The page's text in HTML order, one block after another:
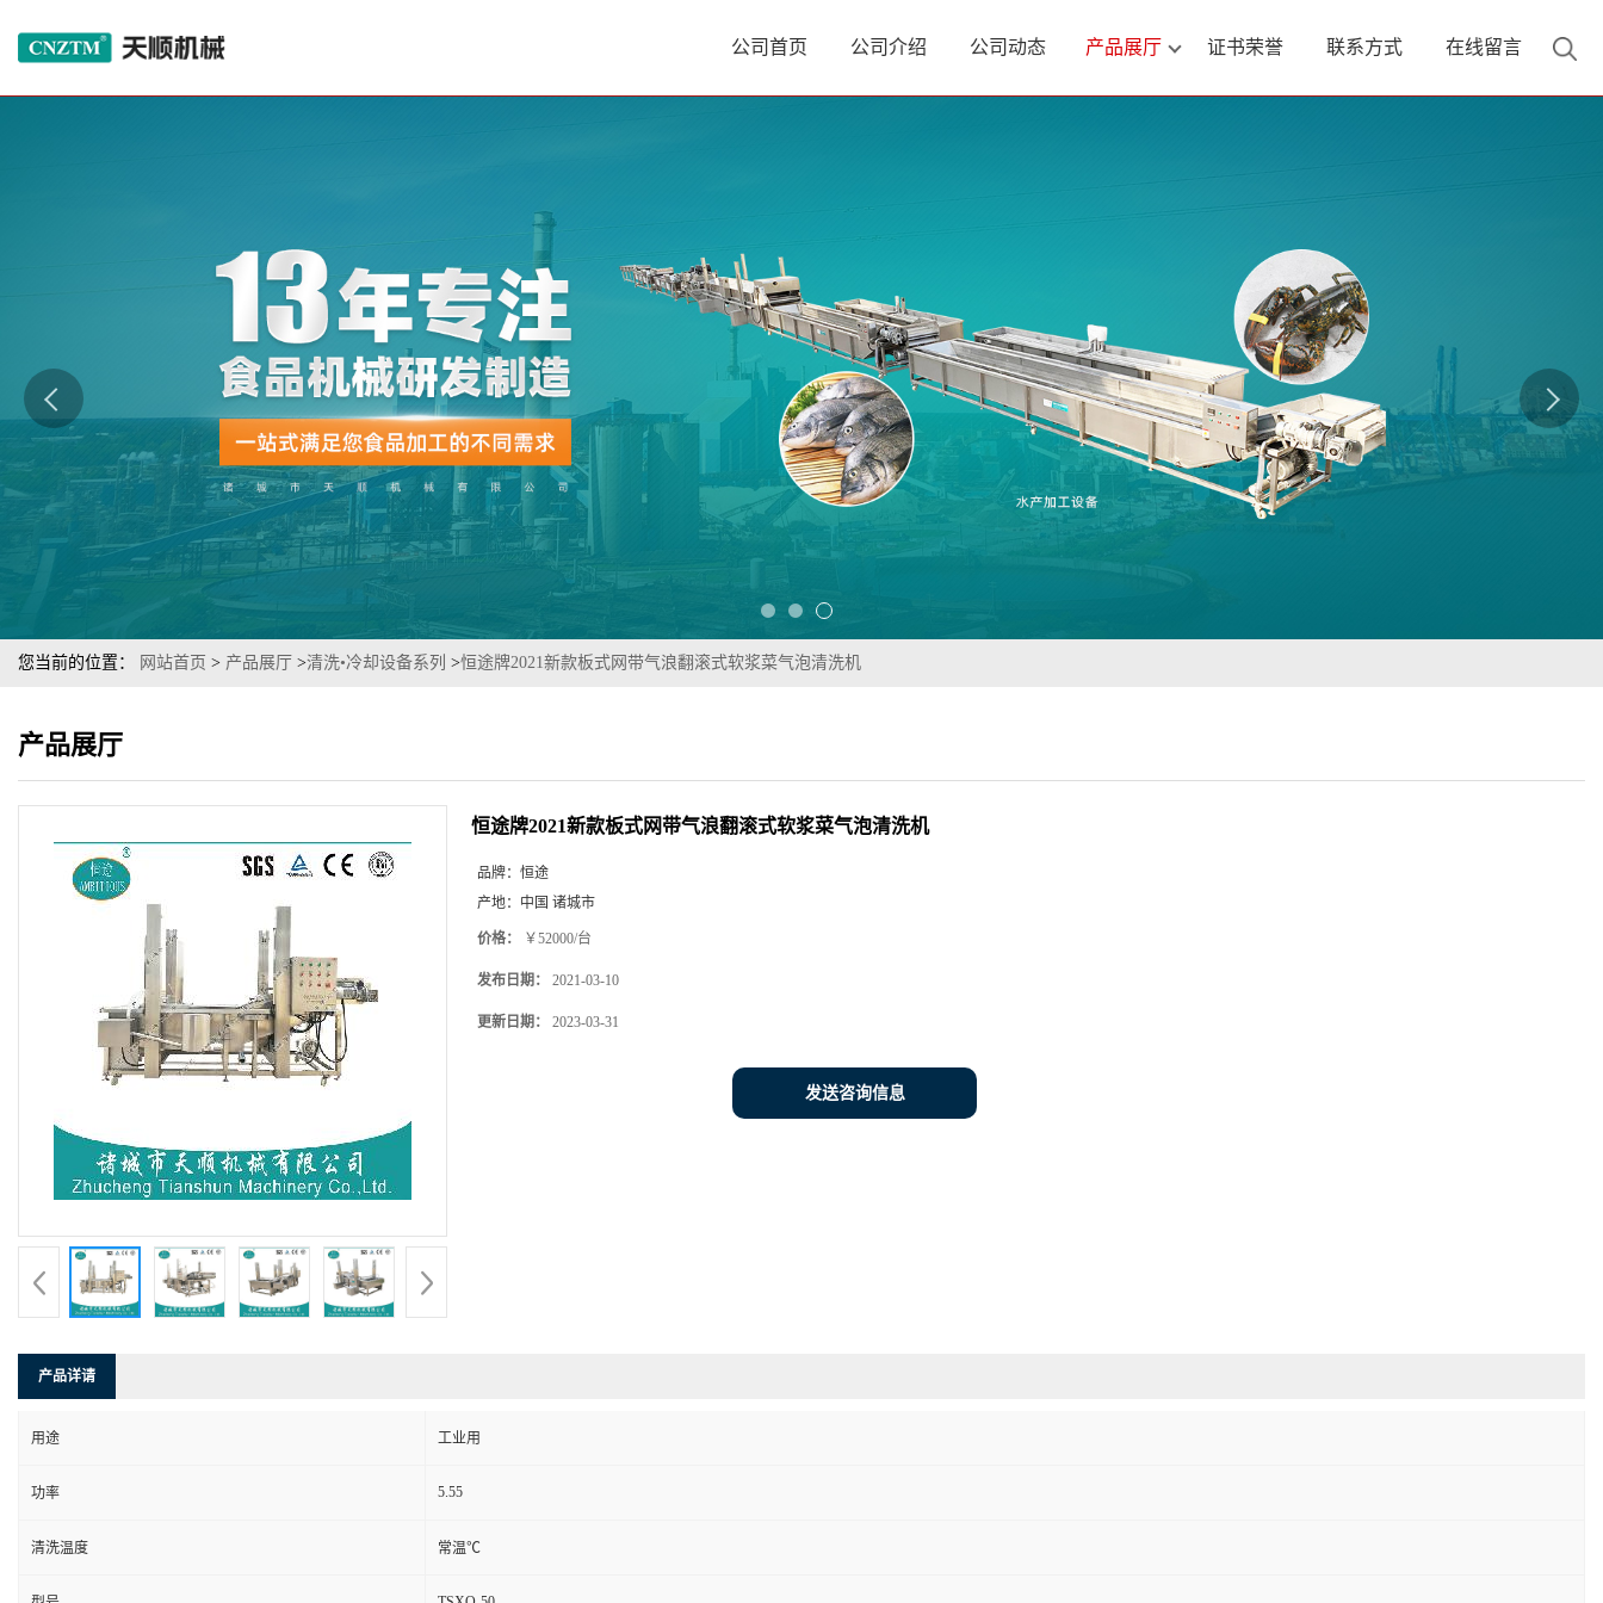
公司首页 公司介绍 公司动态 产品展厅 证书荣誉 联系方式 在线留言
您当前的位置： 网站首页 > 产品展厅 >清洗•冷却设备系列 >恒途牌2021新款板式网带气浪翻滚式软浆菜气泡清洗机
产品展厅
恒途牌2021新款板式网带气浪翻滚式软浆菜气泡清洗机
品牌： 恒途
产地： 中国 诸城市
价格： ￥52000/台
发布日期： 2021-03-10
更新日期： 2023-03-31
发送咨询信息
产品详请
用途 工业用
功率 5.55
清洗温度 常温℃